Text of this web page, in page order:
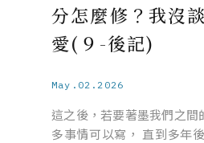
分怎麼修？我沒
愛(９-後記)
May.02.2026
這之後，若要著墨我們之間
多事情可以寫， 直到多年